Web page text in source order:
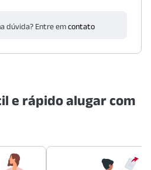
dúvida? Entre emcontato
e rápido alugar com